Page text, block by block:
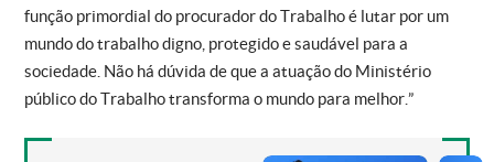
função primordial do procurador do Trabalho é lutar por um
mundo do trabalho digno, protegido e saudável para a
sociedade. Não há dúvida de que a atuação do Ministério
público do Trabalho transforma o mundo para melhor.”